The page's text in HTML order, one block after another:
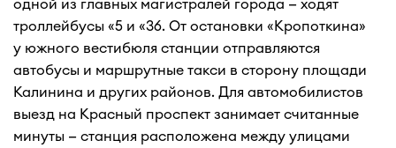
одной из главных магистралей города — ходят
троллейбусы «5 и «36. От остановки «Кропоткина»
у южного вестибюля станции отправляются
автобусы и маршрутные такси в сторону площади
Калинина и других районов. Для автомобилистов
выезд на Красный проспект занимает считанные
минуты — станция расположена между улицами